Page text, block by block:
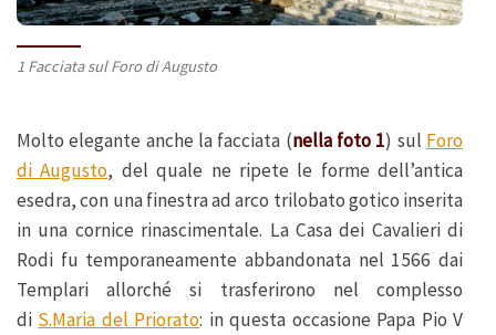
1 Facciata sul Foro di Augusto
Molto elegante anche la facciata (nella foto 1) sul Foro
di Augusto, del quale ne ripete le forme dell’antica
esedra, con una finestra ad arco trilobato gotico inserita
in una cornice rinascimentale. La Casa dei Cavalieri di
Rodi fu temporaneamente abbandonata nel 1566 dai
Templari allorché si trasferirono nel complesso
di S.Maria del Priorato: in questa occasione Papa Pio V